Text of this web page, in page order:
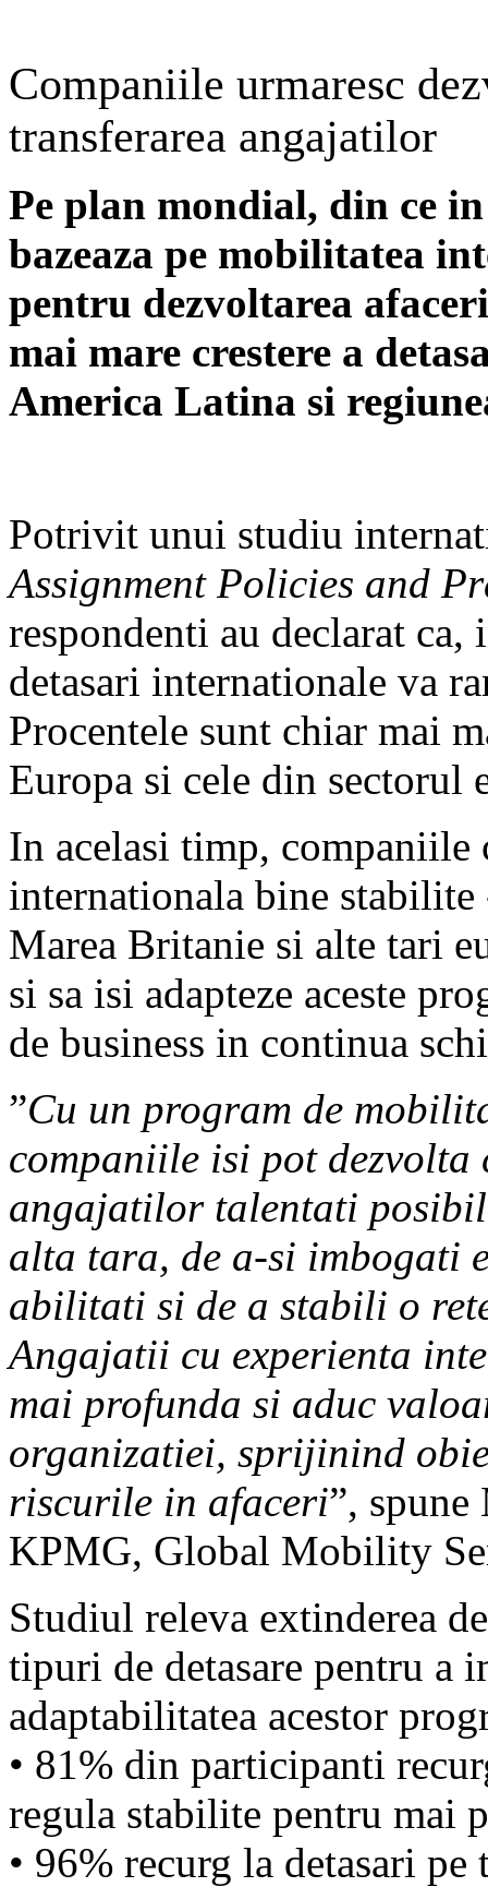
Companiile urmaresc
transferarea angajatilor
Pe plan mondial, din ce
bazeaza pe mobilitatea
pentru dezvoltarea
mai mare crestere a
America Latina si
Potrivit unui studiu
Assignment Policies and
respondenti au declarat
detasari internationale va
Procentele sunt chiar mai
Europa si cele din sectorul
In acelasi timp,
internationala bine
Marea Britanie si alte tari
si sa isi adapteze aceste
de business in continua
”Cu un program de
companiile isi pot
angajatilor talentati
alta tara, de a-si imbogati
abilitati si de a stabili o
Angajatii cu experienta
mai profunda si aduc
organizatiei, sprijinind
riscurile in afaceri”,
KPMG, Global Mobility
Studiul releva extinderea
tipuri de detasare pentru a
adaptabilitatea acestor
• 81% din participanti
regula stabilite pentru mai
• 96% recurg la detasari